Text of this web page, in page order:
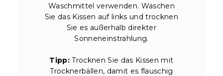
Waschmittel verwenden. Waschen
Sie das Kissen auf links und trocknen
Sie es außerhalb direkter
Sonneneinstrahlung.
Tipp: Trocknen Sie das Kissen mit
Trocknerbällen, damit es flauschig